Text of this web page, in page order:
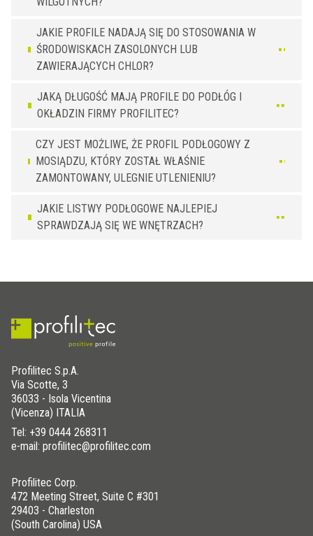
5,0 x 30
PT 305 ON
JAKIE PROFILE NADAJĄ SIĘ DO STOSOWANIA W
ŚRODOWISKACH ZASOLONYCH LUB
ZAWIERAJĄCYCH CHLOR?
JAKĄ DŁUGOŚĆ MAJĄ PROFILE DO PODŁÓG I
OKŁADZIN FIRMY PROFILITEC?
CZY JEST MOŻLIWE, ŻE PROFIL PODŁOGOWY Z
MOSIĄDZU, KTÓRY ZOSTAŁ WŁAŚNIE
ZAMONTOWANY, ULEGNIE UTLENIENIU?
JAKIE LISTWY PODŁOGOWE NAJLEPIEJ
SPRAWDZAJĄ SIĘ WE WNĘTRZACH?
Profilitec S.p.A.
Via Scotte, 3
36033 - Isola Vicentina
(Vicenza) ITALIA
Tel: +39 0444 268311
e-mail: profilitec@profilitec.com
Profilitec Corp.
472 Meeting Street, Suite C #301
29403 - Charleston
(South Carolina) USA